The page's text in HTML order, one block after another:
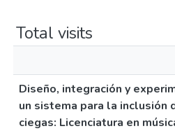
Total visits
Diseño, integración y
un sistema para la inclusión
ciegas: Licenciatura en